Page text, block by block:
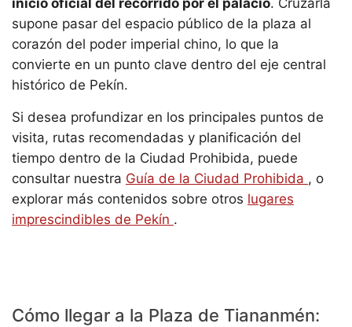
supone pasar del espacio público de la plaza al
corazón del poder imperial chino, lo que la
convierte en un punto clave dentro del eje central
histórico de Pekín.
Si desea profundizar en los principales puntos de
visita, rutas recomendadas y planificación del
tiempo dentro de la Ciudad Prohibida, puede
consultar nuestra Guía de la Ciudad Prohibida , o
explorar más contenidos sobre otros lugares
imprescindibles de Pekín .
Cómo llegar a la Plaza de Tiananmén: